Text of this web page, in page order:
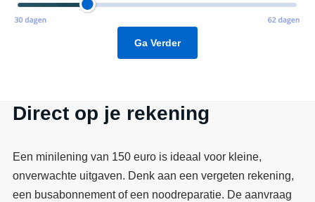
Ga Verder
Direct op je rekening
Een minilening van 150 euro is ideaal voor kleine,
onverwachte uitgaven. Denk aan een vergeten rekening,
een busabonnement of een noodreparatie. De aanvraag